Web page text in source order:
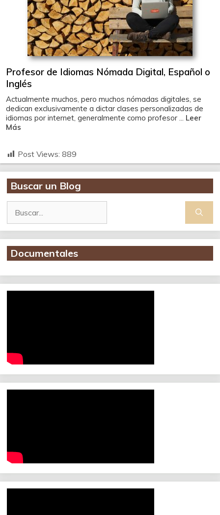
Profesor de Idiomas Nómada Digital, Español o
Inglés
Actualmente muchos, pero muchos nómadas digitales, se
dedican exclusivamente a dictar clases personalizadas de
idiomas por internet, generalmente como profesor ... Leer
Más
Post Views: 889
Buscar un Blog
Documentales